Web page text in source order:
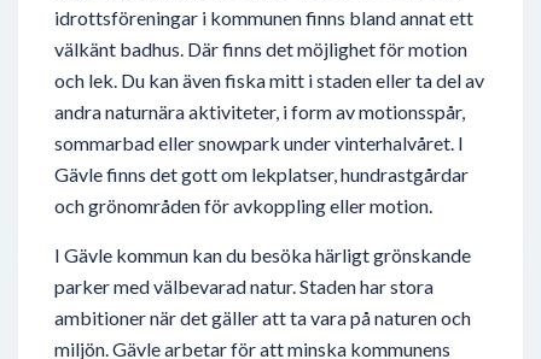
idrottsföreningar i kommunen finns bland annat ett
välkänt badhus. Där finns det möjlighet för motion
och lek. Du kan även fiska mitt i staden eller ta del av
andra naturnära aktiviteter, i form av motionsspår,
sommarbad eller snowpark under vinterhalvåret. I
Gävle finns det gott om lekplatser, hundrastgårdar
och grönområden för avkoppling eller motion.
I Gävle kommun kan du besöka härligt grönskande
parker med välbevarad natur. Staden har stora
ambitioner när det gäller att ta vara på naturen och
miljön. Gävle arbetar för att minska kommunens